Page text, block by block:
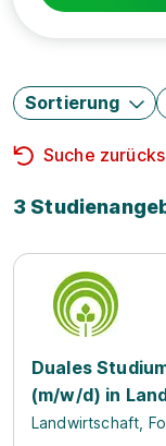
Sortierung
Suche
3
Duales
(m/w/d) in
Landwirtschaft,